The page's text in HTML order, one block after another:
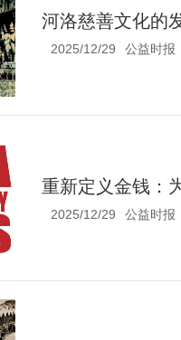
河洛慈善文化的
2025/12/29 公益时报
重新定义金钱：
2025/12/29 公益时报